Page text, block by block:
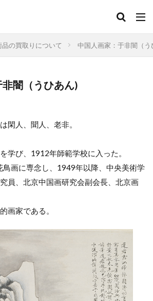
品の買取りについて 中国人画家：于非闇（う
闇（うひあん)
閑人、聞人、老非。
学び、1912年師範学校に入った。
画に専念し、1949年以降、中央美術学
員、北京中国画研究会副会長、北京画
画家である。